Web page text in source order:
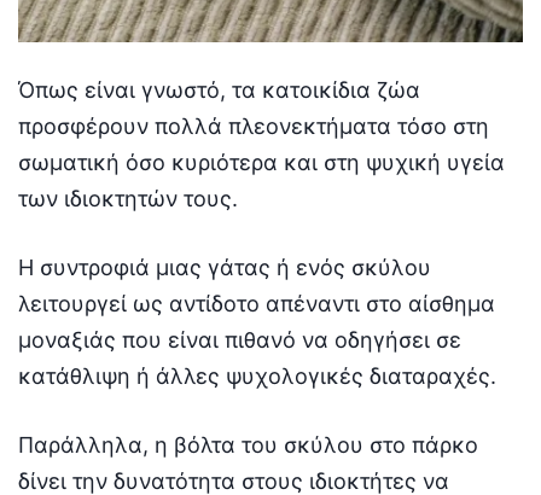
Όπως είναι γνωστό, τα κατοικίδια ζώα
προσφέρουν πολλά πλεονεκτήματα τόσο στη
σωματική όσο κυριότερα και στη ψυχική υγεία
των ιδιοκτητών τους.
Η συντροφιά μιας γάτας ή ενός σκύλου
λειτουργεί ως αντίδοτο απέναντι στο αίσθημα
μοναξιάς που είναι πιθανό να οδηγήσει σε
κατάθλιψη ή άλλες ψυχολογικές διαταραχές.
Παράλληλα, η βόλτα του σκύλου στο πάρκο
δίνει την δυνατότητα στους ιδιοκτήτες να